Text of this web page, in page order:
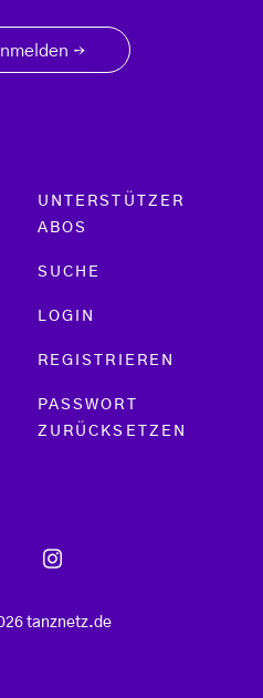
→
UNTERSTÜTZER
ABOS
SUCHE
LOGIN
REGISTRIEREN
PASSWORT
ZURÜCKSETZEN
tanznetz.de